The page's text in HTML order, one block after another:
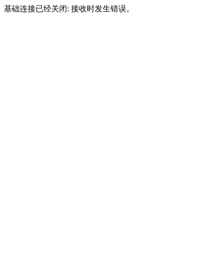
基础连接已经关闭: 接收时发生错误。